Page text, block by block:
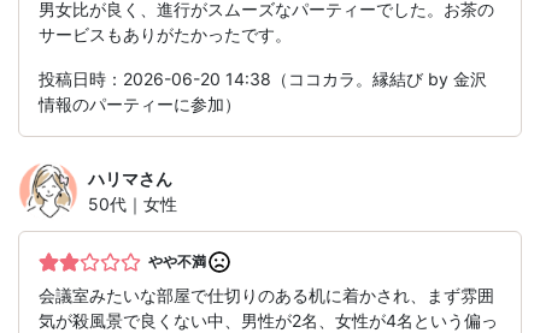
男女比が良く、進行がスムーズなパーティーでした。お茶の
サービスもありがたかったです。
投稿日時：2026-06-20 14:38（ココカラ。縁結び by 金沢
情報のパーティーに参加）
ハリマさん
50代｜女性
やや不満
会議室みたいな部屋で仕切りのある机に着かされ、まず雰囲
気が殺風景で良くない中、男性が2名、女性が4名という偏っ